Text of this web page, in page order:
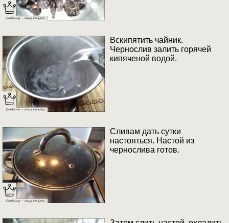
Вскипятить чайник.
Чернослив залить горячей
кипяченой водой.
Сливам дать сутки
настояться. Настой из
чернослива готов.